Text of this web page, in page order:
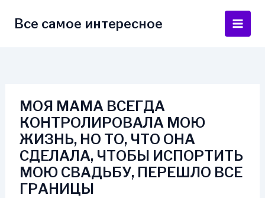
Все самое интересное
Main
МОЯ МАМА ВСЕГДА
КОНТРОЛИРОВАЛА МОЮ
ЖИЗНЬ, НО ТО, ЧТО ОНА
СДЕЛАЛА, ЧТОБЫ ИСПОРТИТЬ
МОЮ СВАДЬБУ, ПЕРЕШЛО ВСЕ
ГРАНИЦЫ